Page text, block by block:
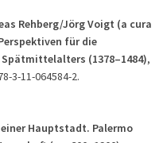
Rehberg/Jörg Voigt (a cura
für die
(1378–1484),
3-11-064584-2.
Hauptstadt. Palermo